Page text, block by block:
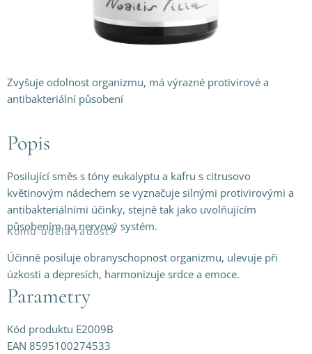
Zvyšuje odolnost organizmu, má výrazné protivirové a
antibakteriální působení
Popis
Posilující směs s tóny eukalyptu a kafru s citrusovo
květinovým nádechem se vyznačuje silnými protivirovými a
antibakteriálními účinky, stejně tak jako uvolňujícím
působením na nervový systém.
Komu udělá radost?
Účinně posiluje obranyschopnost organizmu, ulevuje při
úzkosti a depresích, harmonizuje srdce a emoce.
Parametry
Kód produktu E2009B
EAN 8595100274533